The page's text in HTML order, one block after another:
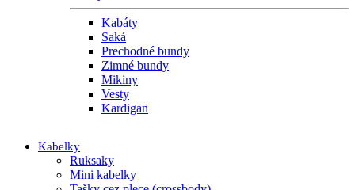
Kabáty
Saká
Prechodné bundy
Zimné bundy
Mikiny
Vesty
Kardigan
Kabelky
Ruksaky
Mini kabelky